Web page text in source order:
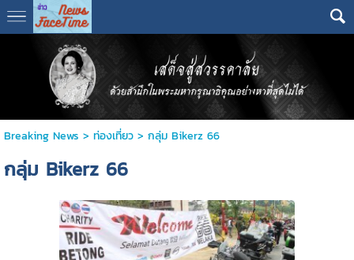
Breaking News > ท่องเที่ยว> กลุ่ม Bikerz 66
กลุ่ม Bikerz 66